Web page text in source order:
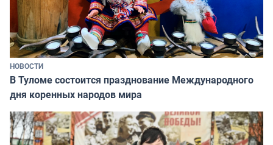
НОВОСТИ
В Туломе состоится празднование Международного
дня коренных народов мира